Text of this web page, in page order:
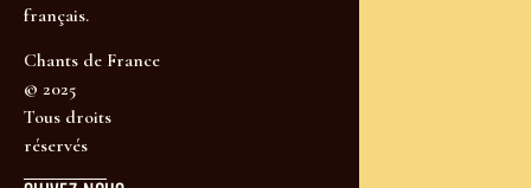
français.
Chants de France
© 2025
Tous droits
réservés